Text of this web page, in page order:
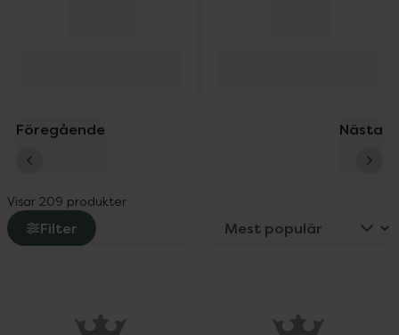
Föregående Nästa
Visar 209 produkter
Filter